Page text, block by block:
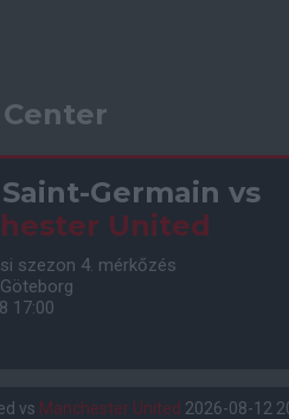
Germain vs
United
szezon 4. mérkőzés
17:00
vs Manchester United 2026-08-12